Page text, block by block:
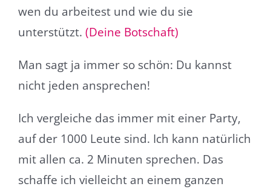
wen du arbeitest und wie du sie
unterstützt. (Deine Botschaft)
Man sagt ja immer so schön: Du kannst
nicht jeden ansprechen!
Ich vergleiche das immer mit einer Party,
auf der 1000 Leute sind. Ich kann natürlich
mit allen ca. 2 Minuten sprechen. Das
schaffe ich vielleicht an einem ganzen